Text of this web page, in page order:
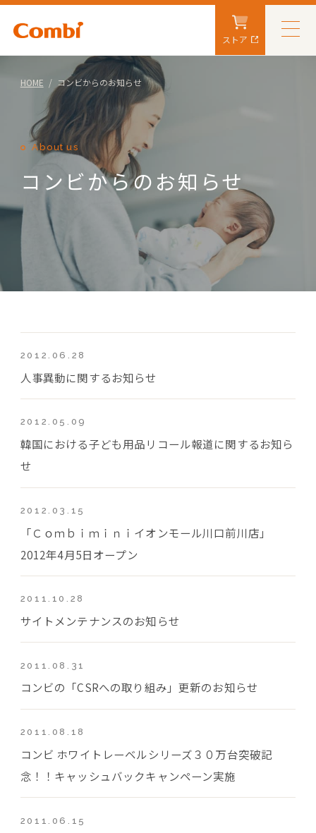
ストア
HOME コンビからのお知らせ
About us
コンビからのお知らせ
2012.06.28
人事異動に関するお知らせ
2012.05.09
韓国における子ども用品リコール報道に関するお知ら
せ
2012.03.15
「Ｃｏｍｂｉｍｉｎｉイオンモール川口前川店」
2012年4月5日オープン
2011.10.28
サイトメンテナンスのお知らせ
2011.08.31
コンビの「CSRへの取り組み」更新のお知らせ
2011.08.18
コンビ ホワイトレーベルシリーズ３０万台突破記
念！！キャッシュバックキャンペーン実施
2011.06.15